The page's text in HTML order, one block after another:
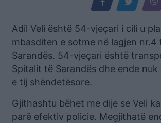
Adil Veli është 54-vjeçari i cili u
mbasditen e sotme në lagjen
Sarandës. 54-vjeçari është
Spitalit të Sarandës dhe ende
e tij shëndetësore.
Gjithashtu bëhet me dije se Veli
parë efektiv policie. Megjithatë